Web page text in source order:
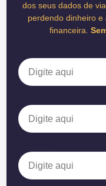
dos seus dados de
perdendo dinheiro
financeira.